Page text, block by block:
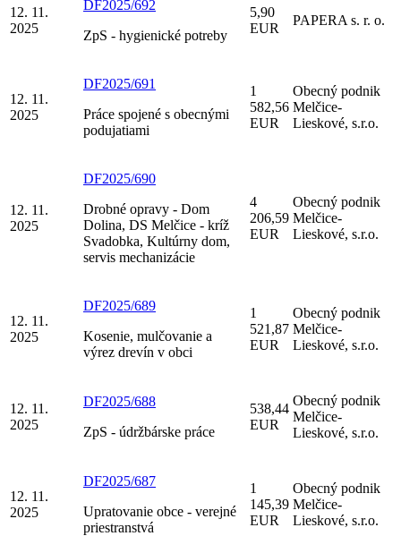
12. 11.
2025
DF2025/692
ZpS - hygienické potreby
5,90
EUR
PAPERA s. r. o.
12. 11.
2025
DF2025/691
Práce spojené s obecnými
podujatiami
1
582,56
EUR
Obecný podnik
Melčice-
Lieskové, s.r.o.
12. 11.
2025
DF2025/690
Drobné opravy - Dom
Dolina, DS Melčice - kríž
Svadobka, Kultúrny dom,
servis mechanizácie
4
206,59
EUR
Obecný podnik
Melčice-
Lieskové, s.r.o.
12. 11.
2025
DF2025/689
Kosenie, mulčovanie a
výrez drevín v obci
1
521,87
EUR
Obecný podnik
Melčice-
Lieskové, s.r.o.
12. 11.
2025
DF2025/688
ZpS - údržbárske práce
538,44
EUR
Obecný podnik
Melčice-
Lieskové, s.r.o.
12. 11.
2025
DF2025/687
Upratovanie obce - verejné
priestranstvá
1
145,39
EUR
Obecný podnik
Melčice-
Lieskové, s.r.o.